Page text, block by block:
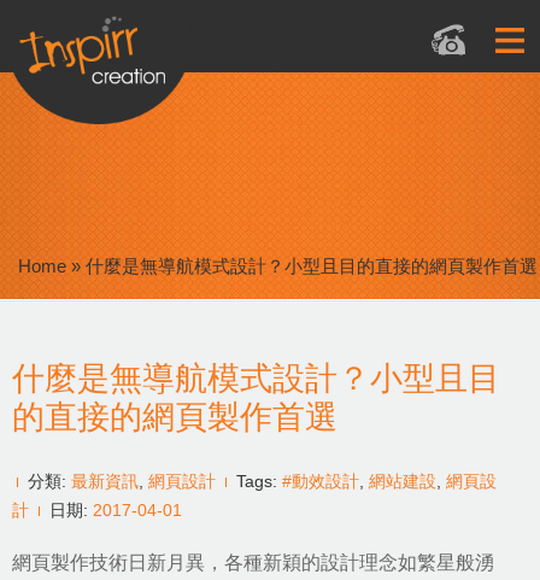
Home » 什麼是無導航模式設計？小型且目的直接的網頁製作首選
什麼是無導航模式設計？小型且目
的直接的網頁製作首選
分類: 最新資訊 網頁設計 Tags: #動效設計 網站建設 網頁設
計
日期: 2017-04-01
網頁製作技術日新月異，各種新穎的設計理念如繁星般湧